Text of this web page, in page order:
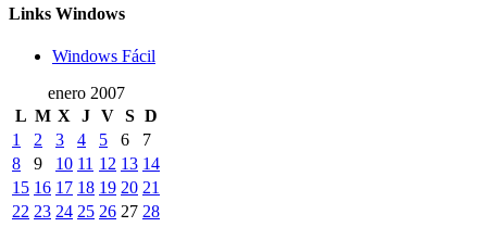
Links Windows
Windows Fácil
enero 2007
L M X J V S D
1
2 3 4 5 6
7
8
9 10 11 12 13 14
15 16 17 18 19 20 21
22 23 24 25 26 27 28